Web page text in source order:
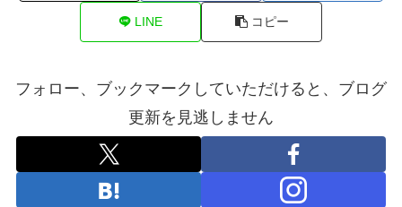
LINE コピー
フォロー、ブックマークしていただけると、ブログ
更新を見逃しません